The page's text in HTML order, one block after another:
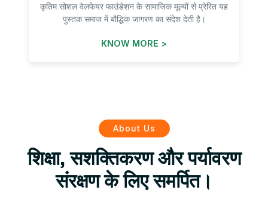
कृतिम सोशल वेलफेयर फाउंडेशन के सामाजिक मूल्यों से प्रेरित यह
पुस्तक समाज में बौद्धिक जागरण का संदेश देती है।
KNOW MORE >
About Us
शिक्षा, सशक्तिकरण और पर्यावरण
संरक्षण के लिए समर्पित।